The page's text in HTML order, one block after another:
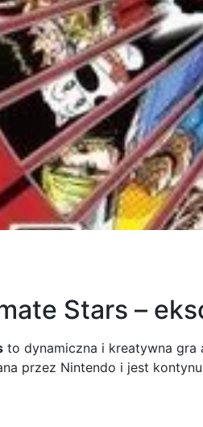
Stars –
to dynamiczna i kreatywna gra
przez Nintendo i jest